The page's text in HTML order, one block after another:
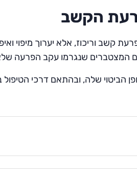
הקשב
וריכוז, אלא יערוך מיפוי
המצטברים שנגרמו עקב הפרעה
הביטוי שלה, ובהתאם דרכי